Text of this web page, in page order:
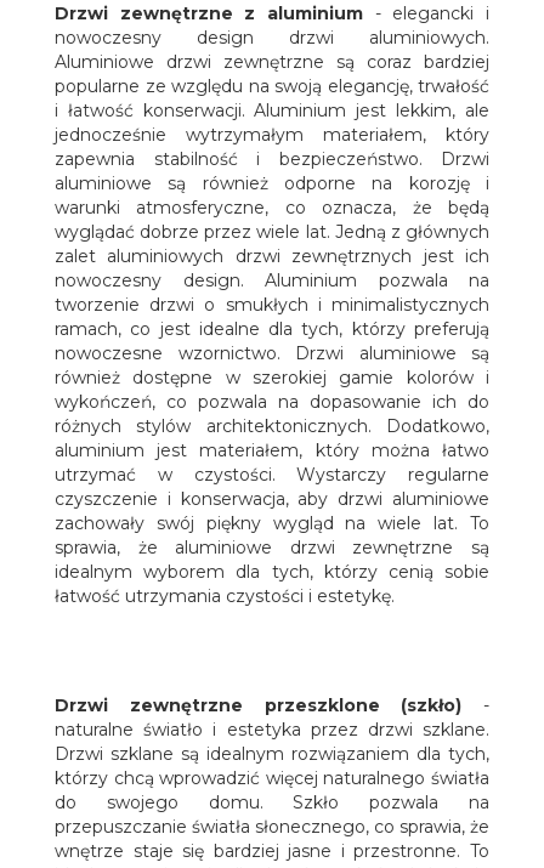
Drzwi zewnętrzne z aluminium - elegancki i
nowoczesny design drzwi aluminiowych.
Aluminiowe drzwi zewnętrzne są coraz bardziej
popularne ze względu na swoją elegancję, trwałość
i łatwość konserwacji. Aluminium jest lekkim, ale
jednocześnie wytrzymałym materiałem, który
zapewnia stabilność i bezpieczeństwo. Drzwi
aluminiowe są również odporne na korozję i
warunki atmosferyczne, co oznacza, że będą
wyglądać dobrze przez wiele lat. Jedną z głównych
zalet aluminiowych drzwi zewnętrznych jest ich
nowoczesny design. Aluminium pozwala na
tworzenie drzwi o smukłych i minimalistycznych
ramach, co jest idealne dla tych, którzy preferują
nowoczesne wzornictwo. Drzwi aluminiowe są
również dostępne w szerokiej gamie kolorów i
wykończeń, co pozwala na dopasowanie ich do
różnych stylów architektonicznych. Dodatkowo,
aluminium jest materiałem, który można łatwo
utrzymać w czystości. Wystarczy regularne
czyszczenie i konserwacja, aby drzwi aluminiowe
zachowały swój piękny wygląd na wiele lat. To
sprawia, że aluminiowe drzwi zewnętrzne są
idealnym wyborem dla tych, którzy cenią sobie
łatwość utrzymania czystości i estetykę.
Drzwi zewnętrzne przeszklone (szkło) -
naturalne światło i estetyka przez drzwi szklane.
Drzwi szklane są idealnym rozwiązaniem dla tych,
którzy chcą wprowadzić więcej naturalnego światła
do swojego domu. Szkło pozwala na
przepuszczanie światła słonecznego, co sprawia, że
wnętrze staje się bardziej jasne i przestronne. To